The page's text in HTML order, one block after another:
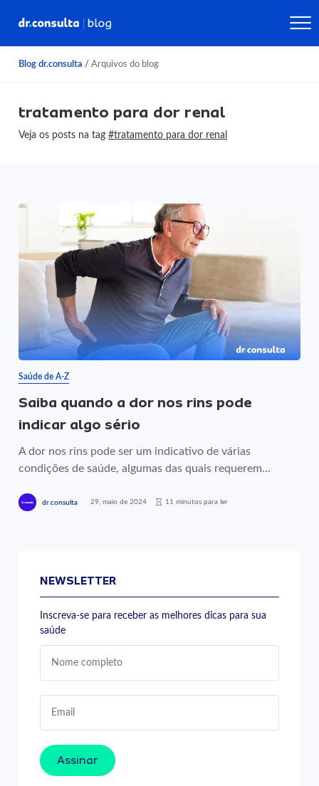
Blog dr.consulta / Arquivos do blog
tratamento para dor renal
Veja os posts na tag#tratamento para dor renal
Saúde de A-Z
Saiba quando a dor nos rins pode
indicar algo sério
A dor nos rins pode ser um indicativo de várias
condições de saúde, algumas das quais requerem...
dr.consulta 29, maio de 2024 11 minutos para ler
NEWSLETTER
Inscreva-se para receber as melhores dicas para sua
saúde
Assinar